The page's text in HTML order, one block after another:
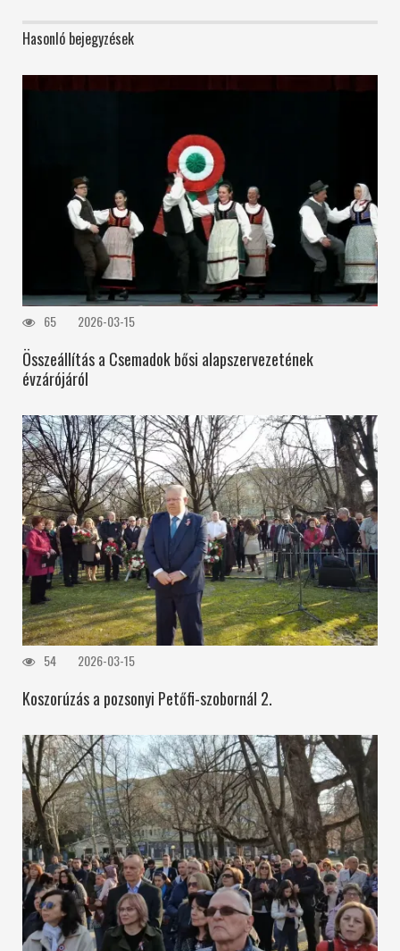
Hasonló bejegyzések
65 2026-03-15
Összeállítás a Csemadok bősi alapszervezetének
évzárójáról
54 2026-03-15
Koszorúzás a pozsonyi Petőfi-szobornál 2.